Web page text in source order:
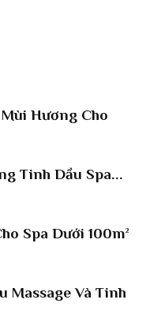
Hương Cho
Tinh Dầu Spa...
Spa Dưới 100m²
Massage Và Tinh